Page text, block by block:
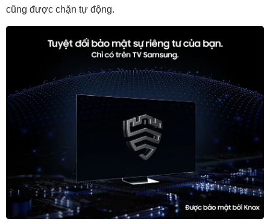
cũng được chặn tự động.